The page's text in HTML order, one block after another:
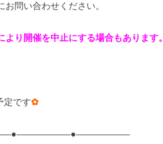
問い合わせください。
り開催を中止にする場合もあります。
定です✿